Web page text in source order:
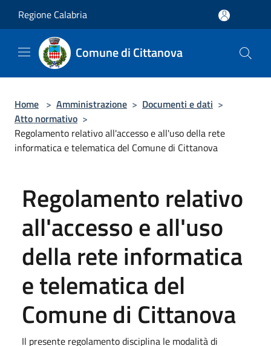
Regione Calabria
Comune di Cittanova
Home > Amministrazione > Documenti e dati >
Atto normativo >
Regolamento relativo all'accesso e all'uso della rete
informatica e telematica del Comune di Cittanova
Regolamento relativo
all'accesso e all'uso
della rete informatica
e telematica del
Comune di Cittanova
Il presente regolamento disciplina le modalità di